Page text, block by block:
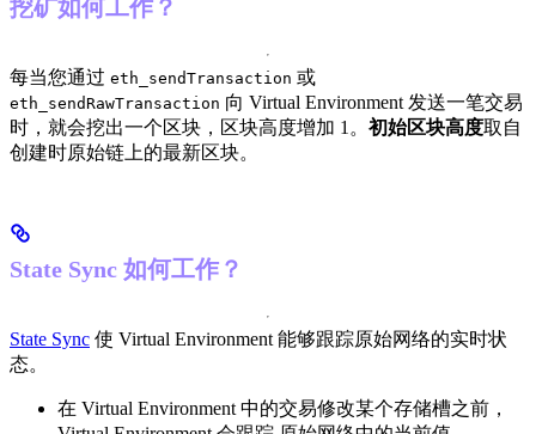
挖矿如何工作？
每当您通过 eth_sendTransaction 或
eth_sendRawTransaction 向 Virtual Environment 发送一笔交易
时，就会挖出一个区块，区块高度增加 1。 初始区块高度取自
创建时原始链上的最新区块。
State Sync 如何工作？
State Sync 使 Virtual Environment 能够跟踪原始网络的实时状
态。
在 Virtual Environment 中的交易修改某个存储槽之前，